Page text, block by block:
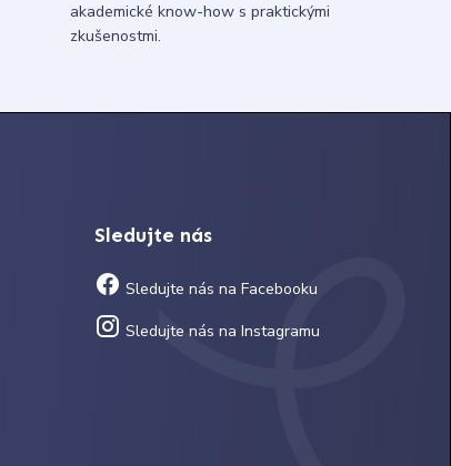
akademické know-how s praktickými
zkušenostmi.
Sledujte nás
Sledujte nás na Facebooku
Sledujte nás na Instagramu